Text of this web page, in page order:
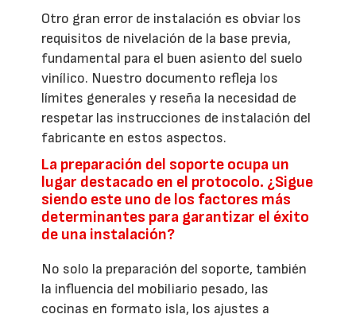
Otro gran error de instalación es obviar los
requisitos de nivelación de la base previa,
fundamental para el buen asiento del suelo
vinílico. Nuestro documento refleja los
límites generales y reseña la necesidad de
respetar las instrucciones de instalación del
fabricante en estos aspectos.
La preparación del soporte ocupa un
lugar destacado en el protocolo. ¿Sigue
siendo este uno de los factores más
determinantes para garantizar el éxito
de una instalación?
No solo la preparación del soporte, también
la influencia del mobiliario pesado, las
cocinas en formato isla, los ajustes a